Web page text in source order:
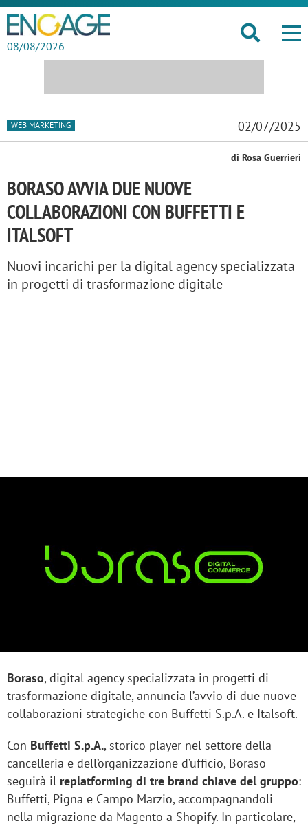
08/08/2026
WEB MARKETING 02/07/2025
di Rosa Guerrieri
BORASO AVVIA DUE NUOVE
COLLABORAZIONI CON BUFFETTI E
ITALSOFT
Nuovi incarichi per la digital agency specializzata
in progetti di trasformazione digitale
Boraso, digital agency specializzata in progetti di
trasformazione digitale, annuncia l’avvio di due nuove
collaborazioni strategiche con Buffetti S.p.A. e Italsoft.
Con Buffetti S.p.A., storico player nel settore della
cancelleria e dell’organizzazione d’ufficio, Boraso
seguirà il replatforming di tre brand chiave del gruppo:
Buffetti, Pigna e Campo Marzio, accompagnandoli
nella migrazione da Magento a Shopify. In particolare,